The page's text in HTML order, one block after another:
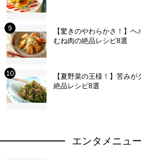
【驚きのやわらかさ！】
むね肉の絶品レシピ8選
【夏野菜の王様！】苦み
絶品レシピ8選
エンタメニュ